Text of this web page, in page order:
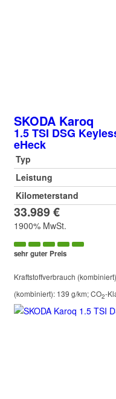
SKODA Karoq
1.5 TSI DSG
eHeck
Typ
Leistung
Kilometerstand
33.989 €
1900% MwSt.
sehr guter Preis
Kraftstoffverbrauch
(kombiniert): 139 g/km;CO2-